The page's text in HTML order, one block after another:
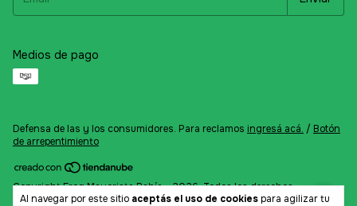
Al navegar por este sitio aceptás el uso de cookiespara agilizar tu
Medios de pago
Defensa de las y los consumidores. Para reclamos ingresá acá. / Botón
de arrepentimiento
Copyright Frog Mayorista Bahía - 2026. Todos los derechos
reservados.